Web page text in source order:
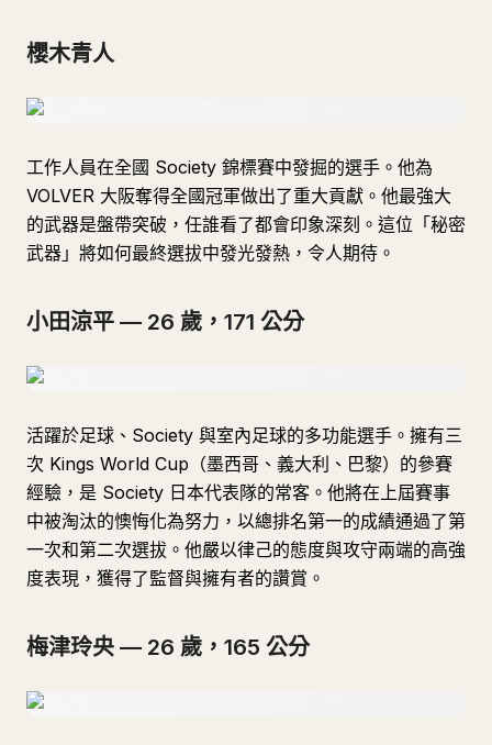
櫻木青人
工作人員在全國 Society 錦標賽中發掘的選手。他為
VOLVER 大阪奪得全國冠軍做出了重大貢獻。他最強大
的武器是盤帶突破，任誰看了都會印象深刻。這位「秘密
武器」將如何最終選拔中發光發熱，令人期待。
小田涼平 — 26 歲，171 公分
活躍於足球、Society 與室內足球的多功能選手。擁有三
次 Kings World Cup（墨西哥、義大利、巴黎）的參賽
經驗，是 Society 日本代表隊的常客。他將在上屆賽事
中被淘汰的懊悔化為努力，以總排名第一的成績通過了第
一次和第二次選拔。他嚴以律己的態度與攻守兩端的高強
度表現，獲得了監督與擁有者的讚賞。
梅津玲央 — 26 歲，165 公分